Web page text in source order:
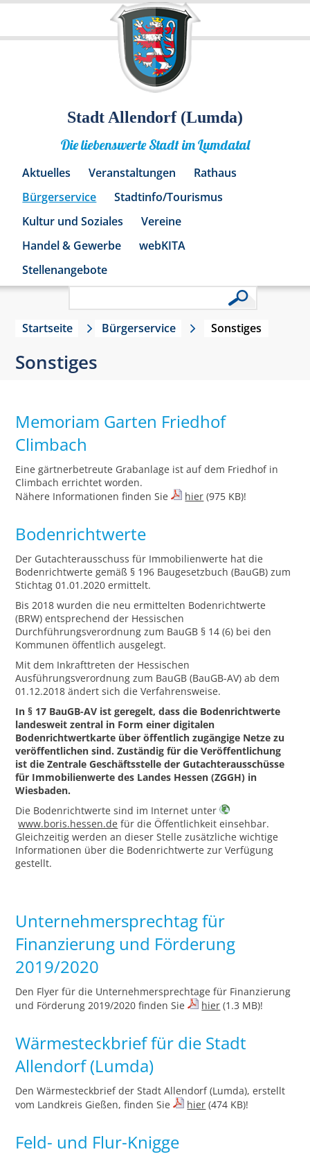
Stadt Allendorf (Lumda)
Die liebenswerte Stadt im Lumdatal
Aktuelles Veranstaltungen
Rathaus
Bürgerservice
Stadtinfo/Tourismus
Kultur und Soziales
Vereine
Handel & Gewerbe
webKITA
Stellenangebote
Startseite Bürgerservice Sonstiges
Sonstiges
Memoriam Garten Friedhof
Climbach
Eine gärtnerbetreute Grabanlage ist auf dem Friedhof in
Climbach errichtet worden.
Nähere Informationen finden Sie
hier (975 KB)!
Bodenrichtwerte
Der Gutachterausschuss für Immobilienwerte hat die
Bodenrichtwerte gemäß § 196 Baugesetzbuch (BauGB) zum
Stichtag 01.01.2020 ermittelt.
Bis 2018 wurden die neu ermittelten Bodenrichtwerte
(BRW) entsprechend der Hessischen
Durchführungsverordnung zum BauGB § 14 (6) bei den
Kommunen öffentlich ausgelegt.
Mit dem Inkrafttreten der Hessischen
Ausführungsverordnung zum BauGB (BauGB-AV) ab dem
01.12.2018 ändert sich die Verfahrensweise.
In § 17 BauGB-AV ist geregelt, dass die Bodenrichtwerte
landesweit zentral in Form einer digitalen
Bodenrichtwertkarte über öffentlich zugängige Netze zu
veröffentlichen sind. Zuständig für die Veröffentlichung
ist die Zentrale Geschäftsstelle der Gutachterausschüsse
für Immobilienwerte des Landes Hessen (ZGGH) in
Wiesbaden.
Die Bodenrichtwerte sind im Internet unter
www.boris.hessen.de für die Öffentlichkeit einsehbar.
Gleichzeitig werden an dieser Stelle zusätzliche wichtige
Informationen über die Bodenrichtwerte zur Verfügung
gestellt.
Unternehmersprechtag für
Finanzierung und Förderung
2019/2020
Den Flyer für die Unternehmersprechtage für Finanzierung
und Förderung 2019/2020 finden Sie
hier (1.3 MB)!
Wärmesteckbrief für die Stadt
Allendorf (Lumda)
Den Wärmesteckbrief der Stadt Allendorf (Lumda), erstellt
vom Landkreis Gießen, finden Sie
hier (474 KB)!
Feld- und Flur-Knigge